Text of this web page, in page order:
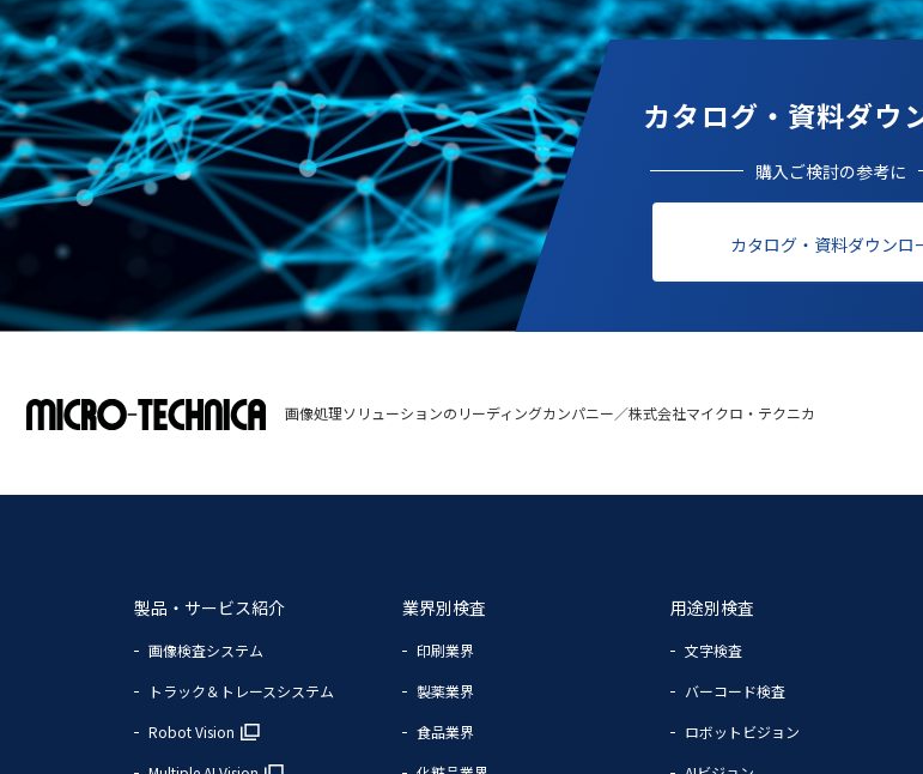
カタログ・資料ダウ
購入ご検討の参考に
カタログ・資料ダウンロ
画像処理ソリューションのリーディングカンパニー／株式会社マイクロ・テクニカ
製品・サービス紹介
画像検査システム
トラック＆トレースシステム
Robot Vision
業界別検査
印刷業界
製薬業界
食品業界
用途別検査
文字検査
バーコード検査
ロボットビジョン